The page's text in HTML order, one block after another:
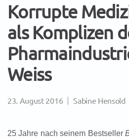
Korrupte
als Komplizen
Weiss
23. August 2016 Sabine Hensold
25 Jahre nach seinem Bestseller